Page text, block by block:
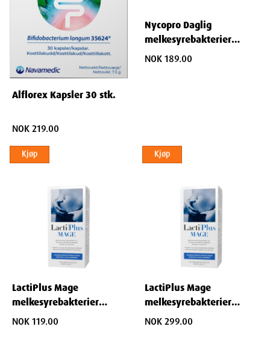
Alflorex Kapsler 30 stk.
NOK 219.00
Kjøp
Nycopro Daglig
melkesyrebakterier
kalsium + vitamin D
NOK 189.00
Kjøp
LactiPlus Mage
melkesyrebakterier
kapsler 30 stk
NOK 119.00
LactiPlus Mage
melkesyrebakterier
kapsler 120 stk
NOK 299.00